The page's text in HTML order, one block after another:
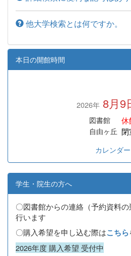
他大学検索とは何ですか。
本日の開館時間
2026年 8月9
図書館
休
自由ヶ丘 閉
カレンダー
学生・院生の方へ
〇図書館からの連絡（予約資料
行います
〇購入希望を申し込む際はこちら
2026年度 購入希望 受付中